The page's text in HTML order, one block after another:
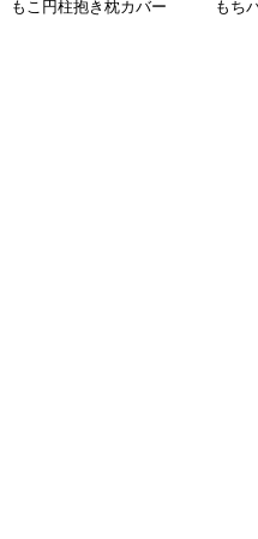
もこ円柱抱き枕カバー
もち